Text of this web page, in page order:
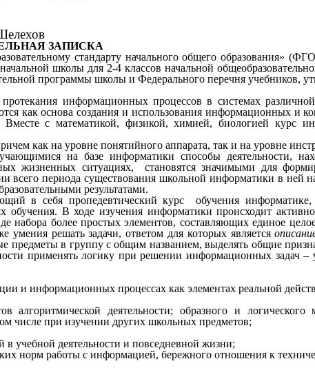
ЗАПИСКА
стандарту начального общего образования»
школы для 2-4 классов начальной
программы школы и Федерального перечня учебников,
информационных процессов в системах
как основа создания и использования информационных и
с математикой, физикой, химией, биологией курс
как на уровне понятийного аппарата, так и на уровне
на базе информатики способы деятельности,
жизненных ситуациях, становятся значимыми для
периода существования школьной информатики в ней
результатами.
в себя пропедевтический курс обучения информатике,
В ходе изучения информатики происходит
более простых элементов, составляющих единое
умения решать задачи, ответом для которых является
предметы в группу с общим названием, выделять общие
применять логику при решении информационных задач –
и информационных процессах как элементах реальной
алгоритмической деятельности; образного и
числе при изучении других школьных предметов;
учебной деятельности и повседневной жизни;
норм работы с информацией, бережного отношения к